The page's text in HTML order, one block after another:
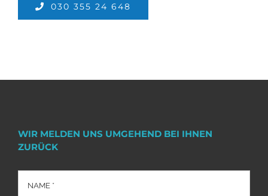
030 355 24 648
WIR MELDEN UNS UMGEHEND BEI IHNEN
ZURÜCK